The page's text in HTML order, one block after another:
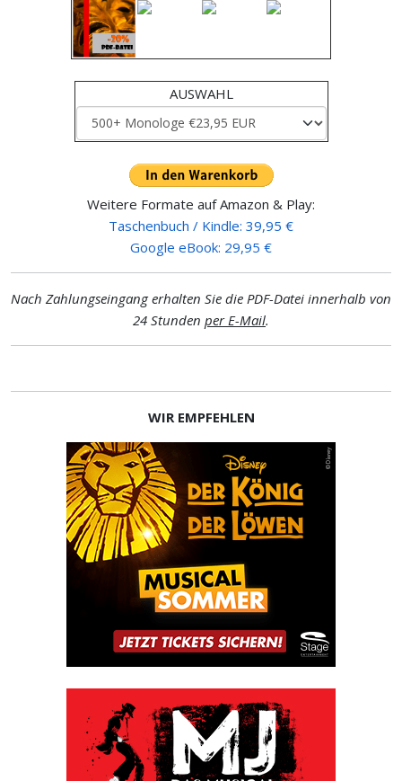
AUSWAHL
Weitere Formate auf Amazon & Play:
Taschenbuch / Kindle: 39,95 €
Google eBook: 29,95 €
Nach Zahlungseingang erhalten Sie die PDF-Datei innerhalb von
24 Stunden per E-Mail.
WIR EMPFEHLEN